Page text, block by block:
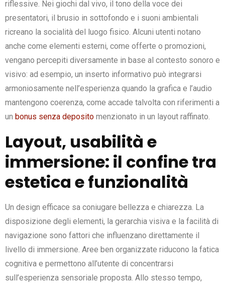
riflessive. Nei giochi dal vivo, il tono della voce dei
presentatori, il brusio in sottofondo e i suoni ambientali
ricreano la socialità del luogo fisico. Alcuni utenti notano
anche come elementi esterni, come offerte o promozioni,
vengano percepiti diversamente in base al contesto sonoro e
visivo: ad esempio, un inserto informativo può integrarsi
armoniosamente nell’esperienza quando la grafica e l’audio
mantengono coerenza, come accade talvolta con riferimenti a
un bonus senza deposito menzionato in un layout raffinato.
Layout, usabilità e
immersione: il confine tra
estetica e funzionalità
Un design efficace sa coniugare bellezza e chiarezza. La
disposizione degli elementi, la gerarchia visiva e la facilità di
navigazione sono fattori che influenzano direttamente il
livello di immersione. Aree ben organizzate riducono la fatica
cognitiva e permettono all’utente di concentrarsi
sull’esperienza sensoriale proposta. Allo stesso tempo,